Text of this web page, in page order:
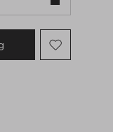
Sposta
nella